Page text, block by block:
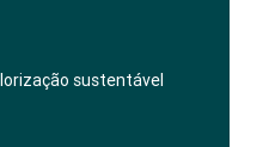
sustentável